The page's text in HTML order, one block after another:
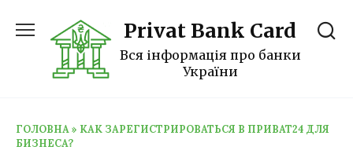
содержанию
Privat Bank Card
Вся інформація про банки
України
ГОЛОВНА » КАК ЗАРЕГИСТРИРОВАТЬСЯ В ПРИВАТ24 ДЛЯ
БИЗНЕСА?